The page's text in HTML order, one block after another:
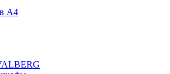
A4